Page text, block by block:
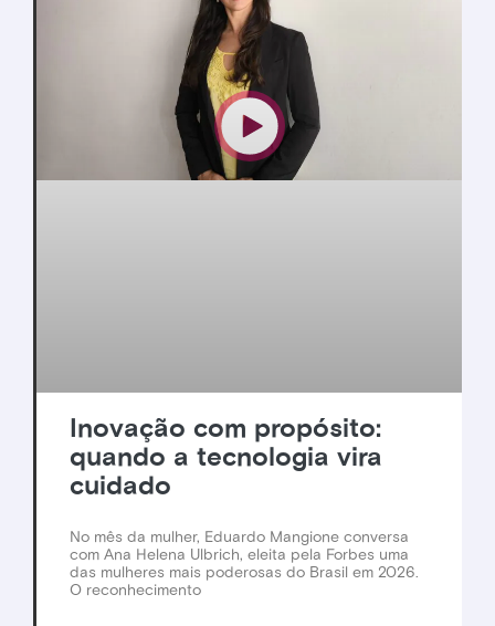
Inovação com propósito:
quando a tecnologia vira
cuidado
No mês da mulher, Eduardo Mangione conversa
com Ana Helena Ulbrich, eleita pela Forbes uma
das mulheres mais poderosas do Brasil em 2026.
O reconhecimento